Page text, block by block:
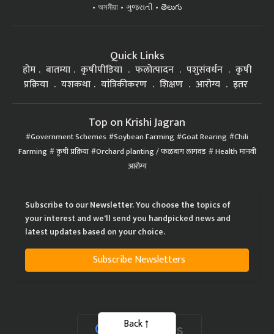
অসমীয়া
ગુજરાતી తెలుగు
Quick Links
होम बातम्या कृषीपीडिया फलोत्पादन पशुसंवर्धन
कृषी
प्रक्रिया
यशकथा यांत्रिकीकरण शिक्षण आरोग्य इतर
Top on Krishi Jagran
Government Schemes Soybean Farming Goat Rearing Chili
Farming कृषी प्रक्रिया Orchard planting / फळबाग लागवड Health मानवी
आरोग्य
Subscribe to our Newsletter. You choose the topics of
your interest and we'll send you handpicked news and
latest updates based on your choice.
Subscribe Newsletters
Back